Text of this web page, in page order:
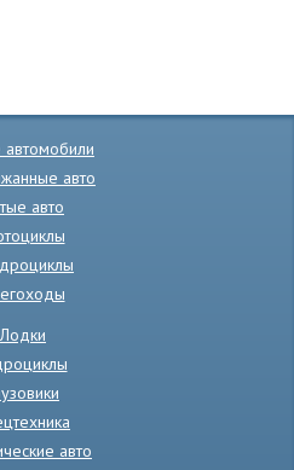
авто
авто
Лодки
авто